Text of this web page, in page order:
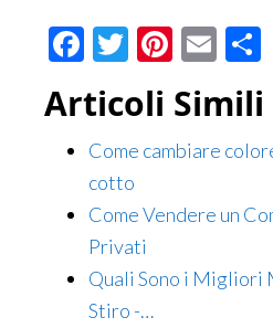
Facebook
Twitter
Articoli Simili
Come cambiare
cotto
Come Vendere un
Privati
Quali Sono i Migliori
Stiro -…